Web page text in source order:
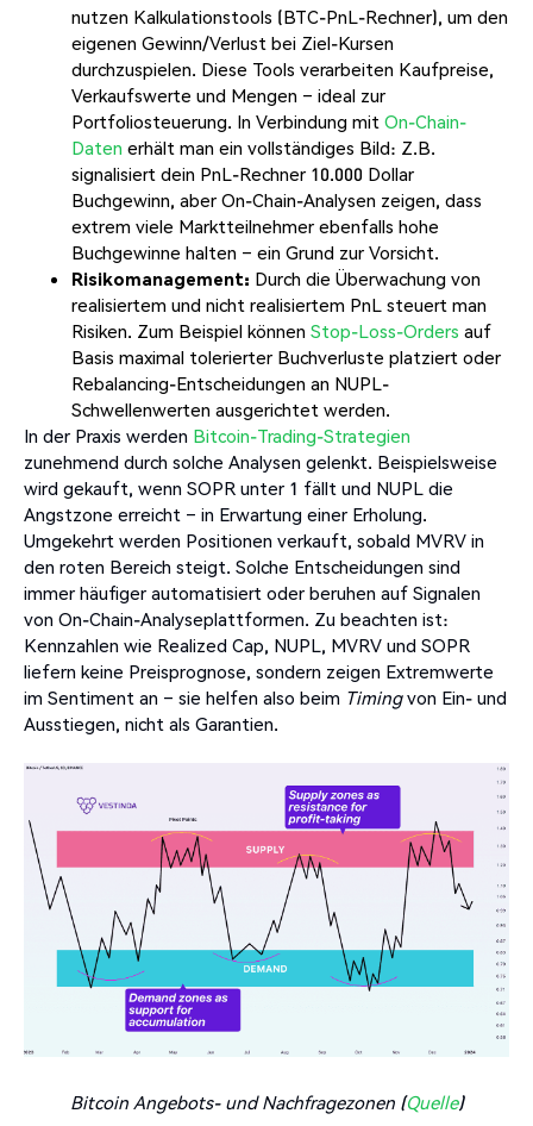
nutzen Kalkulationstools (BTC-PnL-Rechner), um den
eigenen Gewinn/Verlust bei Ziel-Kursen
durchzuspielen. Diese Tools verarbeiten Kaufpreise,
Verkaufswerte und Mengen – ideal zur
Portfoliosteuerung. In Verbindung mit On-Chain-
Daten erhält man ein vollständiges Bild: Z.B.
signalisiert dein PnL-Rechner 10.000 Dollar
Buchgewinn, aber On-Chain-Analysen zeigen, dass
extrem viele Marktteilnehmer ebenfalls hohe
Buchgewinne halten – ein Grund zur Vorsicht.
Risikomanagement: Durch die Überwachung von
realisiertem und nicht realisiertem PnL steuert man
Risiken. Zum Beispiel können Stop-Loss-Orders auf
Basis maximal tolerierter Buchverluste platziert oder
Rebalancing-Entscheidungen an NUPL-
Schwellenwerten ausgerichtet werden.
In der Praxis werden Bitcoin-Trading-Strategien
zunehmend durch solche Analysen gelenkt. Beispielsweise
wird gekauft, wenn SOPR unter 1 fällt und NUPL die
Angstzone erreicht – in Erwartung einer Erholung.
Umgekehrt werden Positionen verkauft, sobald MVRV in
den roten Bereich steigt. Solche Entscheidungen sind
immer häufiger automatisiert oder beruhen auf Signalen
von On-Chain-Analyseplattformen. Zu beachten ist:
Kennzahlen wie Realized Cap, NUPL, MVRV und SOPR
liefern keine Preisprognose, sondern zeigen Extremwerte
im Sentiment an – sie helfen also beim Timingvon Ein- und
Ausstiegen, nicht als Garantien.
Bitcoin Angebots- und Nachfragezonen (Quelle)